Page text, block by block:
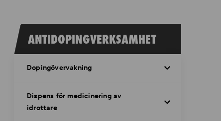
ANTIDOPINGVERKSAMHET
Dopingövervakning
Dispens för medicinering av
idrottare